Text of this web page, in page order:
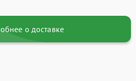
о доставке